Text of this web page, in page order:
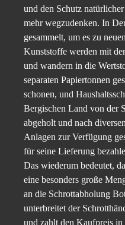
und den Schutz
mehr wegzudenken. In
gesammelt, um es zu
Kunststoffe werden mit
und wandern in die
separaten Papiertonnen
schonen, und
Bergischen Land von der
abgeholt und nach
Anlagen zur Verfügung
für seine Lieferung
Das wiederum bedeutet,
eine besonders große
an die Schrottabholung
unterbreitet der
und zahlt den Kaufpreis in